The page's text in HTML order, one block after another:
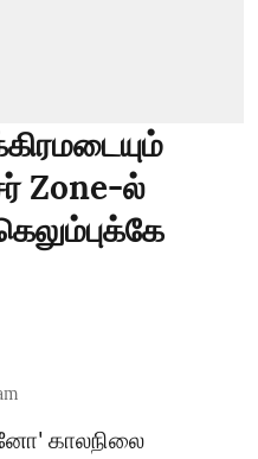
Zone-ல்
காலநிலை